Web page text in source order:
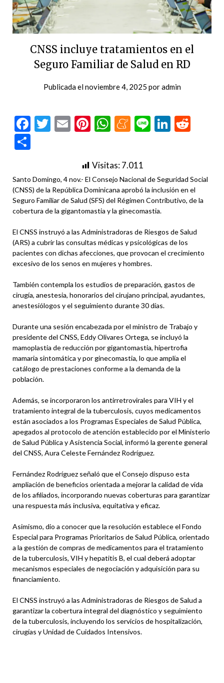
CNSS incluye tratamientos en el
Seguro Familiar de Salud en RD
Publicada elnoviembre 4, 2025 poradmin
Facebook
Twitter
EmailPinterest
WhatsApp
Meneame
Line
Visitas:7.011
Santo Domingo, 4 nov.- El Consejo Nacional de Seguridad Social
(CNSS) de la República Dominicana aprobó la inclusión en el
Seguro Familiar de Salud (SFS) del Régimen Contributivo, de la
cobertura de la gigantomastia y la ginecomastia.
El CNSS instruyó a las Administradoras de Riesgos de Salud
(ARS) a cubrir las consultas médicas y psicológicas de los
pacientes con dichas afecciones, que provocan el crecimiento
excesivo de los senos en mujeres y hombres.
También contempla los estudios de preparación, gastos de
cirugía, anestesia, honorarios del cirujano principal, ayudantes,
anestesiólogos y el seguimiento durante 30 días.
Durante una sesión encabezada por el ministro de Trabajo y
presidente del CNSS, Eddy Olivares Ortega, se incluyó la
mamoplastia de reducción por gigantomastia, hipertrofia
mamaria sintomática y por ginecomastia, lo que amplía el
catálogo de prestaciones conforme a la demanda de la
población.
Además, se incorporaron los antirretrovirales para VIH y el
tratamiento integral de la tuberculosis, cuyos medicamentos
están asociados a los Programas Especiales de Salud Pública,
apegados al protocolo de atención establecido por el Ministerio
de Salud Pública y Asistencia Social, informó la gerente general
del CNSS, Aura Celeste Fernández Rodríguez.
Fernández Rodríguez señaló que el Consejo dispuso esta
ampliación de beneficios orientada a mejorar la calidad de vida
de los afiliados, incorporando nuevas coberturas para garantizar
una respuesta más inclusiva, equitativa y eficaz.
Asimismo, dio a conocer que la resolución establece el Fondo
Especial para Programas Prioritarios de Salud Pública, orientado
a la gestión de compras de medicamentos para el tratamiento
de la tuberculosis, VIH y hepatitis B, el cual deberá adoptar
mecanismos especiales de negociación y adquisición para su
financiamiento.
El CNSS instruyó a las Administradoras de Riesgos de Salud a
garantizar la cobertura integral del diagnóstico y seguimiento
de la tuberculosis, incluyendo los servicios de hospitalización,
cirugías y Unidad de Cuidados Intensivos.